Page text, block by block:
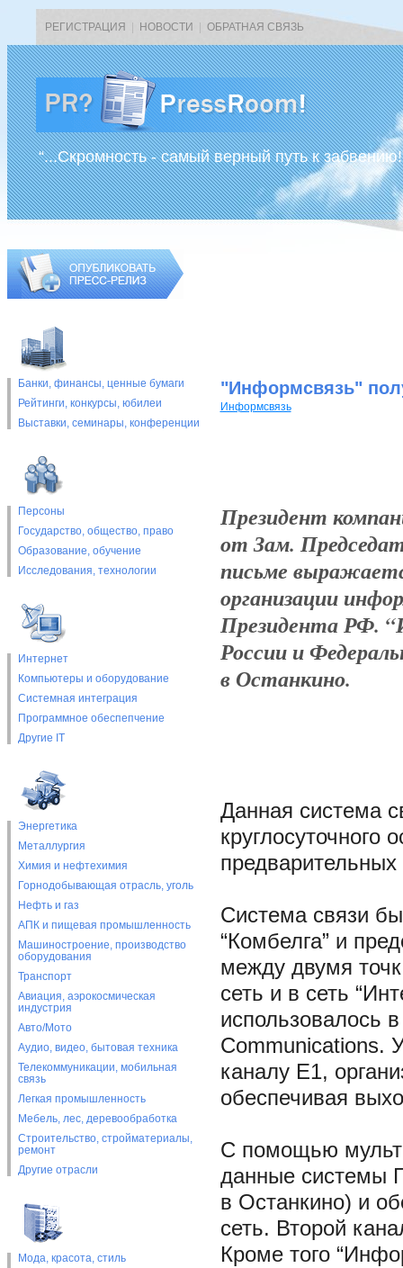
РЕГИСТРАЦИЯ НОВОСТИ ОБРАТНАЯ СВЯЗЬ
“...Скромность - самый верный путь к
Банки, финансы, ценные бумаги
Рейтинги, конкурсы, юбилеи
Выставки, cеминары, конференции
Персоны
Государство, общество, право
Образование, обучение
Исследования, технологии
Интернет
Компьютеры и оборудование
Системная интеграция
Программное обеспепчение
Другие IT
Энергетика
Металлургия
Химия и нефтехимия
Горнодобывающая отрасль, уголь
Нефть и газ
АПК и пищевая промышленность
Машиностроение, производство
оборудования
Транспорт
Авиация, аэрокосмическая
индустрия
Авто/Мото
Аудио, видео, бытовая техника
Телекоммуникации, мобильная
связь
Легкая промышленность
Мебель, лес, деревообработка
Строительство, стройматериалы,
ремонт
Другие отрасли
Мода, красота, стиль
"Информсвязь"
Информсвязь
Президент
от Зам.
письме
организации
Президента РФ.
России и
в Останкино.
Данная система
круглосуточного
Система связи
“Комбелга” и
между двумя
сеть и в сеть
использовалось
Communications.
каналу E1,
обеспечивая
С помощью
данные системы
в Останкино) и
сеть. Второй
Кроме того